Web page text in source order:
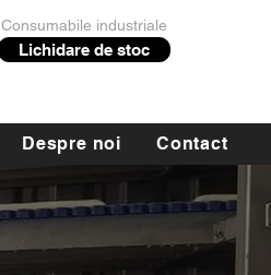
Consumabile industriale
Lichidare de stoc
Despre noi Contact